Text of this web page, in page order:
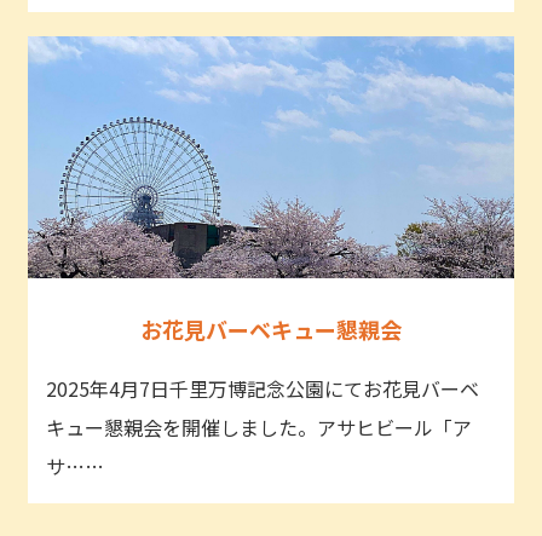
お花見バーベキュー懇親会
2025年4月7日千里万博記念公園にてお花見バーベ
キュー懇親会を開催しました。アサヒビール「ア
サ……